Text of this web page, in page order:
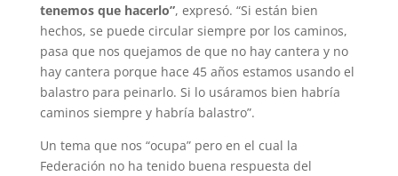
tenemos que hacerlo”, expresó. “Si están bien
hechos, se puede circular siempre por los caminos,
pasa que nos quejamos de que no hay cantera y no
hay cantera porque hace 45 años estamos usando el
balastro para peinarlo. Si lo usáramos bien habría
caminos siempre y habría balastro”.
Un tema que nos “ocupa” pero en el cual la
Federación no ha tenido buena respuesta del